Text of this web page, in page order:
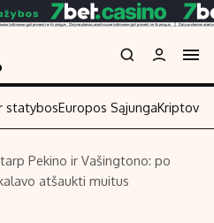
Skaitykite
statybosEuropos Sąjunga
Pekino ir Vašingtono: po
atšaukti muitus